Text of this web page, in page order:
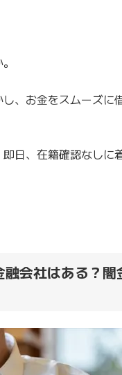
、お金をスムーズに
日、在籍確認なしに
会社はある？闇